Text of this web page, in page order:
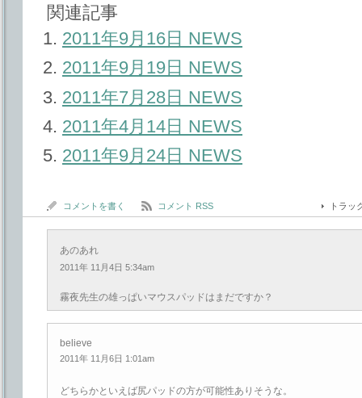
関連記事
2011年9月16日 NEWS
2011年9月19日 NEWS
2011年7月28日 NEWS
2011年4月14日 NEWS
2011年9月24日 NEWS
コメントを書く コメント RSS トラ
あのあれ
2011年 11月4日 5:34am
霧夜先生の雄っぱいマウスパッドはまだですか？
believe
2011年 11月6日 1:01am
どちらかといえば尻パッドの方が可能性ありそうな。